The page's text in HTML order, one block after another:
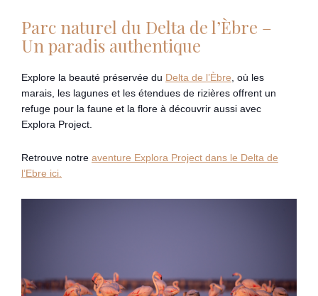
Parc naturel du Delta de l’Èbre –
Un paradis authentique
Explore la beauté préservée du Delta de l’Èbre , où les
marais, les lagunes et les étendues de rizières offrent un
refuge pour la faune et la flore à découvrir aussi avec
Explora Project.
Retrouve notre aventure Explora Project dans le Delta de
l’Ebre ici.